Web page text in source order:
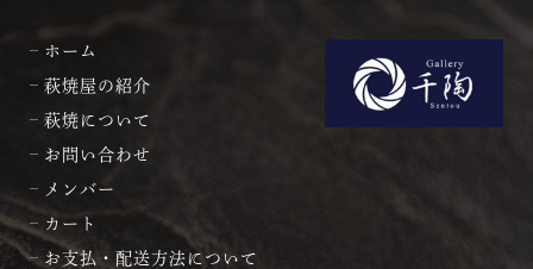
ホーム
萩焼屋の紹介
萩焼について
お問い合わせ
メンバー
カート
お支払・配送方法について